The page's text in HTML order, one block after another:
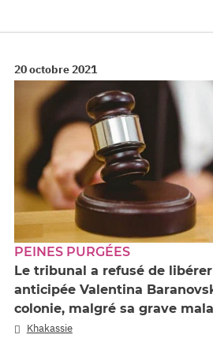
20 octobre 2021
PEINES PURGÉES
Le tribunal a refusé de
anticipée Valentina
colonie, malgré sa grave
Khakassie